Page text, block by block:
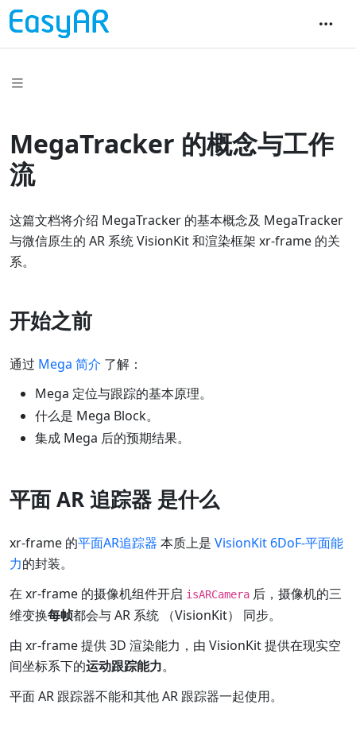
MegaTracker 的概念与工作
流
这篇文档将介绍 MegaTracker 的基本概念及 MegaTracker
与微信原生的 AR 系统 VisionKit 和渲染框架 xr-frame 的关
系。
开始之前
通过 Mega 简介 了解：
Mega 定位与跟踪的基本原理。
什么是 Mega Block。
集成 Mega 后的预期结果。
平面 AR 追踪器 是什么
xr-frame 的平面AR追踪器 本质上是 VisionKit 6DoF-平面能
力的封装。
在 xr-frame 的摄像机组件开启 isARCamera 后，摄像机的三
维变换每帧都会与 AR 系统 （VisionKit） 同步。
由 xr-frame 提供 3D 渲染能力，由 VisionKit 提供在现实空
间坐标系下的运动跟踪能力。
平面 AR 跟踪器不能和其他 AR 跟踪器一起使用。